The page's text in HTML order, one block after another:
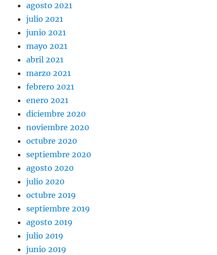
agosto 2021
julio 2021
junio 2021
mayo 2021
abril 2021
marzo 2021
febrero 2021
enero 2021
diciembre 2020
noviembre 2020
octubre 2020
septiembre 2020
agosto 2020
julio 2020
octubre 2019
septiembre 2019
agosto 2019
julio 2019
junio 2019